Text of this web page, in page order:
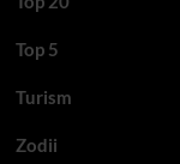
Top 5
Turism
Zodii